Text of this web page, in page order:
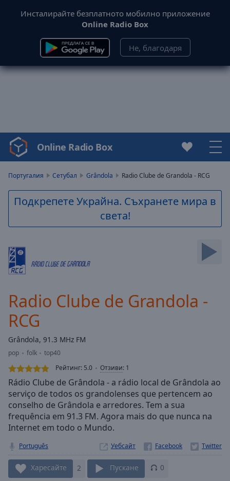
Инсталирайте безплатното мобилно приложение
Online Radio Box
Не, благодаря
Video
Player
Play
Video
Skip
Skip
Forward
Mute
Duration-:-
Loaded:
0.00%
Type LIVE
Seek to
live,
currently
behind
LIVE
Remaining
Time-
1x
Playback
Rate
Online Radio Box
Португалия Сетубал Grândola Radio Clube de Grandola - RCG
Подкрепете Украйна. Съхранете мира в
света!
Radio Clube de Grandola -
RCG
Grândola, 91.3 MHz FM
pop folk
top40
Рейтинг: 5.0 Отзиви: 1
Rádio Clube de Grândola - a rádio local de Grândola ao
serviço de todos os grandolenses que pertencem ao
conselho de Grândola e arredores. Tem a sua
frequência em 91.3 FM. Agora mais do que nunca na
Internet em todo o Mundo.
Português Уебсайт
Харесайте 2 Пускане 0